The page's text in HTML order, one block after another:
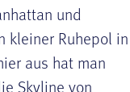
und
kleiner Ruhepol in
aus hat man
Skyline von